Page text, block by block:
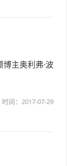
主奥利弗·波
时间：2017-07-29